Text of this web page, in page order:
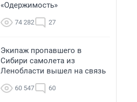
«Одержимость»
74 282 27
Экипаж пропавшего в
Сибири самолета из
Ленобласти вышел на связь
60 547 60